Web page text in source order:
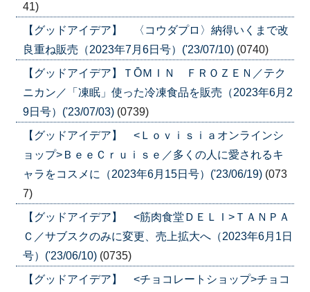
41)
【グッドアイデア】 〈コウダプロ〉納得いくまで改
良重ね販売（2023年7月6日号）('23/07/10) (0740)
【グッドアイデア】ＴŌＭＩＮ ＦＲＯＺＥＮ／テク
ニカン／「凍眠」使った冷凍食品を販売（2023年6月2
9日号）('23/07/03) (0739)
【グッドアイデア】 <Ｌｏｖｉｓｉａオンラインシ
ョップ>ＢｅｅＣｒｕｉｓｅ／多くの人に愛されるキ
ャラをコスメに（2023年6月15日号）('23/06/19) (073
7)
【グッドアイデア】 <筋肉食堂ＤＥＬＩ>ＴＡＮＰＡ
Ｃ／サブスクのみに変更、売上拡大へ（2023年6月1日
号）('23/06/10) (0735)
【グッドアイデア】 <チョコレートショップ>チョコ